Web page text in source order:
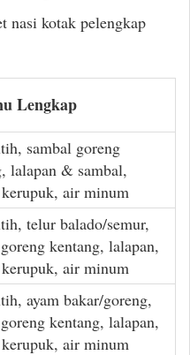
nasi kotak pelengkap
Lengkap
sambal goreng
lalapan & sambal,
air minum
telur balado/semur,
kentang, lalapan,
air minum
ayam bakar/goreng,
kentang, lalapan,
air minum